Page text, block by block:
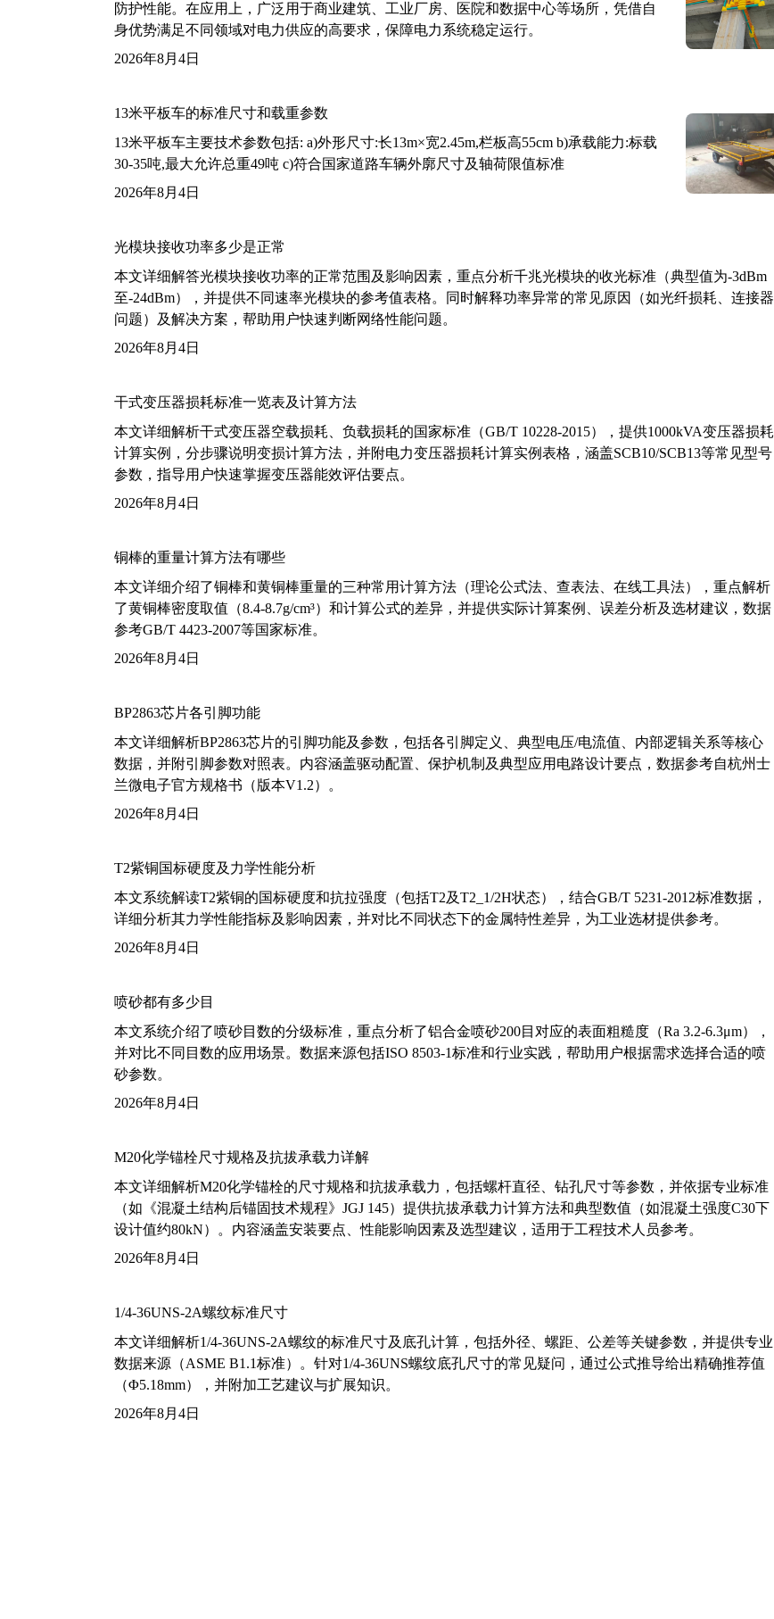
防护性能。在应用上，广泛用于商业建筑、工业厂房、医院和数据中心等场所，凭借自
身优势满足不同领域对电力供应的高要求，保障电力系统稳定运行。
2026年8月4日
13米平板车的标准尺寸和载重参数
13米平板车主要技术参数包括: a)外形尺寸:长13m×宽2.45m,栏板高55cm b)承载能力:标载
30-35吨,最大允许总重49吨 c)符合国家道路车辆外廓尺寸及轴荷限值标准
2026年8月4日
光模块接收功率多少是正常
本文详细解答光模块接收功率的正常范围及影响因素，重点分析千兆光模块的收光标准（典型值为-3dBm
至-24dBm），并提供不同速率光模块的参考值表格。同时解释功率异常的常见原因（如光纤损耗、连接器
问题）及解决方案，帮助用户快速判断网络性能问题。
2026年8月4日
干式变压器损耗标准一览表及计算方法
本文详细解析干式变压器空载损耗、负载损耗的国家标准（GB/T 10228-2015），提供1000kVA变压器损耗
计算实例，分步骤说明变损计算方法，并附电力变压器损耗计算实例表格，涵盖SCB10/SCB13等常见型号
参数，指导用户快速掌握变压器能效评估要点。
2026年8月4日
铜棒的重量计算方法有哪些
本文详细介绍了铜棒和黄铜棒重量的三种常用计算方法（理论公式法、查表法、在线工具法），重点解析
了黄铜棒密度取值（8.4-8.7g/cm³）和计算公式的差异，并提供实际计算案例、误差分析及选材建议，数据
参考GB/T 4423-2007等国家标准。
2026年8月4日
BP2863芯片各引脚功能
本文详细解析BP2863芯片的引脚功能及参数，包括各引脚定义、典型电压/电流值、内部逻辑关系等核心
数据，并附引脚参数对照表。内容涵盖驱动配置、保护机制及典型应用电路设计要点，数据参考自杭州士
兰微电子官方规格书（版本V1.2）。
2026年8月4日
T2紫铜国标硬度及力学性能分析
本文系统解读T2紫铜的国标硬度和抗拉强度（包括T2及T2_1/2H状态），结合GB/T 5231-2012标准数据，
详细分析其力学性能指标及影响因素，并对比不同状态下的金属特性差异，为工业选材提供参考。
2026年8月4日
喷砂都有多少目
本文系统介绍了喷砂目数的分级标准，重点分析了铝合金喷砂200目对应的表面粗糙度（Ra 3.2-6.3μm），
并对比不同目数的应用场景。数据来源包括ISO 8503-1标准和行业实践，帮助用户根据需求选择合适的喷
砂参数。
2026年8月4日
M20化学锚栓尺寸规格及抗拔承载力详解
本文详细解析M20化学锚栓的尺寸规格和抗拔承载力，包括螺杆直径、钻孔尺寸等参数，并依据专业标准
（如《混凝土结构后锚固技术规程》JGJ 145）提供抗拔承载力计算方法和典型数值（如混凝土强度C30下
设计值约80kN）。内容涵盖安装要点、性能影响因素及选型建议，适用于工程技术人员参考。
2026年8月4日
1/4-36UNS-2A螺纹标准尺寸
本文详细解析1/4-36UNS-2A螺纹的标准尺寸及底孔计算，包括外径、螺距、公差等关键参数，并提供专业
数据来源（ASME B1.1标准）。针对1/4-36UNS螺纹底孔尺寸的常见疑问，通过公式推导给出精确推荐值
（Φ5.18mm），并附加工艺建议与扩展知识。
2026年8月4日